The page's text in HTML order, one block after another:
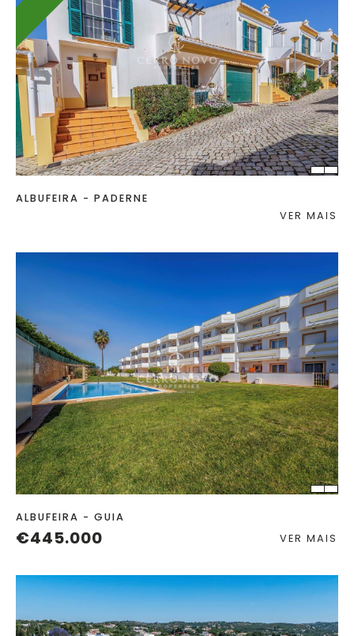
QUART. C. BANHO
TERRENO
2
ALBUFEIRA - PADERNE
VER MAIS
QUART. C. BANHO
ALBUFEIRA - GUIA
€445.000 VER MAIS